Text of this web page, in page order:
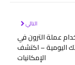
التالي
عملة الترون في
اليومية – اكتشف
الإمكانيات